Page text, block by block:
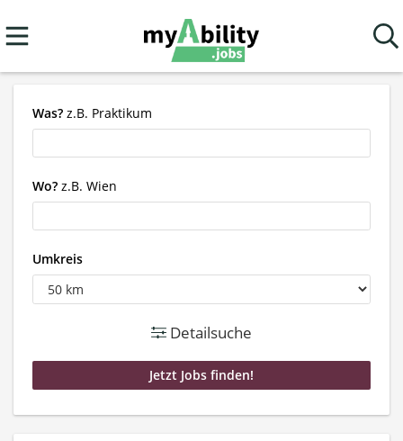
Was? z.B. Praktikum
Wo? z.B. Wien
Umkreis
Detailsuche